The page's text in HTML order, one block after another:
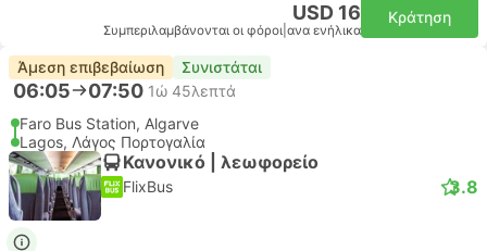
USD 16
Συμπεριλαμβάνονται οι φόροι ανα ενήλικα
Κράτηση
Άμεση επιβεβαίωση Συνιστάται
06:05 07:50 1ώ 45λεπτά
Faro Bus Station, Algarve
Lagos, Λάγος Πορτογαλία
Κανονικό | λεωφορείο
FlixBus 3.8